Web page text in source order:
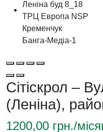
Сітіскрол –
(Леніна),
1200,00 грн./